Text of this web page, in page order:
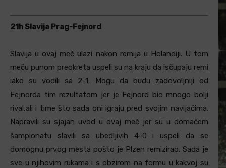
21h Slavija Prag-Fejnord
Slavija u ovaj meč ulazi nakon remija u Holandiji. U tom
meču punom preokreta uspeli su na kraju da isčupaju remi
iako su vodili sa 2-1. Mogu da budu zadovoljniji od
Fejnorda tim rezultatom jer je Fejnord bio mnogo bolji
rival,ali i time što sada oni igraju pred svojim navijačima.
Napravili su sjajan uvod u ovaj meč jer su u domaćem
šampionatu slavili sa ubedljivih 4-0 i uspeli da se
domognu prvog mesta pošto je Plzen remizirao. Sada je
sve u njihovim rukama i s obzirom na formu u kakvoj su